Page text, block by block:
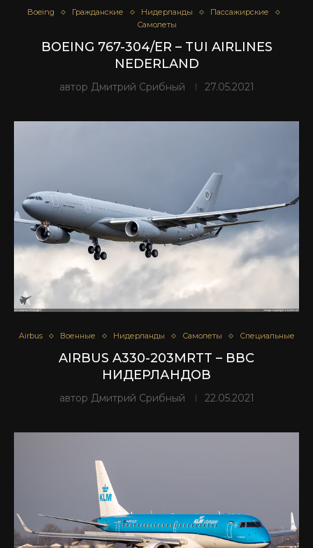
Boeing Гражданские Нидерланды
Пассажирские
Самолеты
BOEING 767-304/ER – TUI AIRLINES
NEDERLAND
автор Дмитрий Срибный 27.05.2021
Airbus Военные Нидерланды Самолеты Специальные
AIRBUS A330-203MRTT – ВВС
НИДЕРЛАНДОВ
автор Дмитрий Срибный 22.05.2021